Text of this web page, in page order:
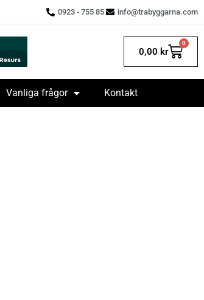
0923 - 755 85 info@trabyggarna.com
0,00 kr
0
Vanliga frågor Kontakt